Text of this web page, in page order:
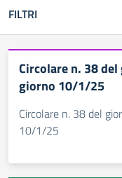
FILTRI
Circolare n. 38
giorno 10/1/25
Circolare n. 38 del
10/1/25